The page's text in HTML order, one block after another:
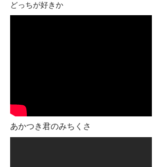
どっちが好きか
あかつき君のみちくさ